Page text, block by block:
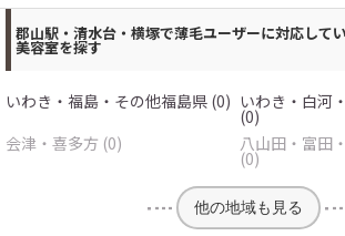
郡山駅・清水台・横塚で薄毛ユーザーに対応して
美容室を探す
いわき・福島・その他福島県 (0) いわき・白河
(0)
会津・喜多方 (0)
八山田・富田
(0)
他の地域も見る